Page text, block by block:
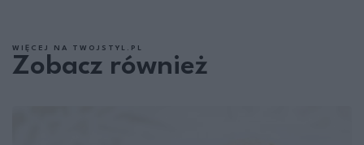
WIĘCEJ NA TWOJSTYL.PL
Zobacz również